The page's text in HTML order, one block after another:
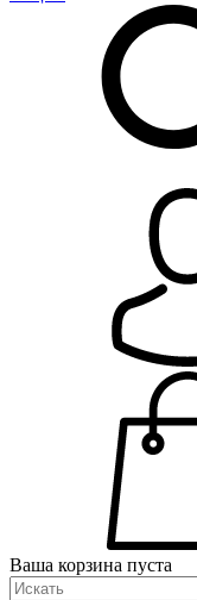
Ваша корзина пуста